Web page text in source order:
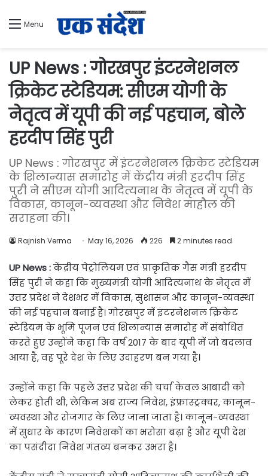
Menu
UP News : गोरखपुर इंटरनेशनल
क्रिकेट स्टेडियम: सीएम योगी के
नेतृत्व में यूपी की नई पहचान, बोले
हरदीप सिंह पुरी
UP News : गोरखपुर में इंटरनेशनल क्रिकेट स्टेडियम
के शिलान्यास समारोह में केंद्रीय मंत्री हरदीप सिंह
पुरी ने सीएम योगी आदित्यनाथ के नेतृत्व में यूपी के
विकास, कानून-व्यवस्था और निवेश माहौल की
सराहना की।
Rajnish Verma May 16, 2026 226 2 minutes read
UP News :केंद्रीय पेट्रोलियम एवं प्राकृतिक गैस मंत्री हरदीप
सिंह पुरी ने कहा कि मुख्यमंत्री योगी आदित्यनाथ के नेतृत्व में
उत्तर प्रदेश ने देशभर में विकास, सुशासन और कानून-व्यवस्था
की नई पहचान बनाई है। गोरखपुर में इंटरनेशनल क्रिकेट
स्टेडियम के भूमि पूजन एवं शिलान्यास समारोह में संबोधित
करते हुए उन्होंने कहा कि वर्ष 2017 के बाद यूपी में जो बदलाव
आया है, वह पूरे देश के लिए उदाहरण बन गया है।
उन्होंने कहा कि पहले उत्तर प्रदेश की चर्चा केवल आबादी को
लेकर होती थी, लेकिन अब राज्य निवेश, इंफ्रास्ट्रक्चर, कानून-
व्यवस्था और रोजगार के लिए जाना जाता है। कानून-व्यवस्था
में सुधार के कारण निवेशकों का भरोसा बढ़ा है और यूपी देश
का पसंदीदा निवेश गंतव्य बनकर उभरा है।